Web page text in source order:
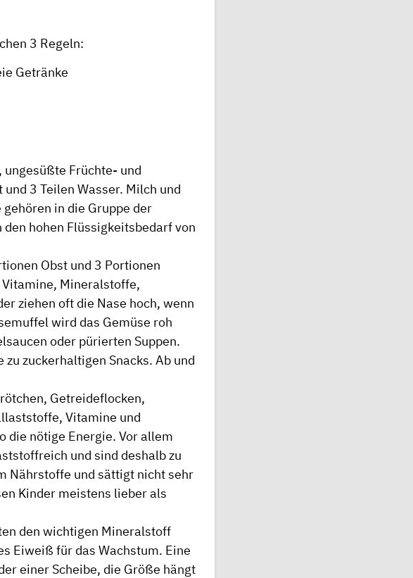
3 Regeln:
Getränke
Früchte- und
3 Teilen Wasser. Milch und
in die Gruppe der
hohen Flüssigkeitsbedarf von
Obst und 3 Portionen
Mineralstoffe,
ziehen oft die Nase hoch, wenn
wird das Gemüse roh
oder pürierten Suppen.
zuckerhaltigen Snacks. Ab und
Getreideflocken,
Vitamine und
die nötige Energie. Vor allem
und sind deshalb zu
Nährstoffe und sättigt nicht sehr
Kinder meistens lieber als
den wichtigen Mineralstoff
Eiweiß für das Wachstum. Eine
einer Scheibe, die Größe hängt